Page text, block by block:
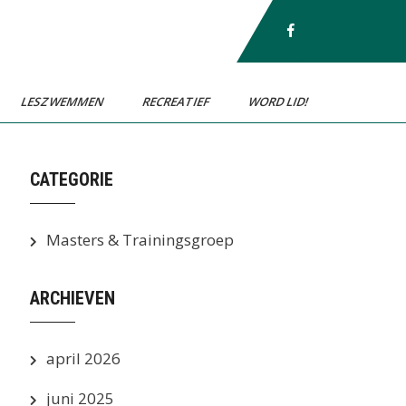
LESZWEMMEN RECREATIEF WORD LID!
CATEGORIE
Masters & Trainingsgroep
ARCHIEVEN
april 2026
juni 2025